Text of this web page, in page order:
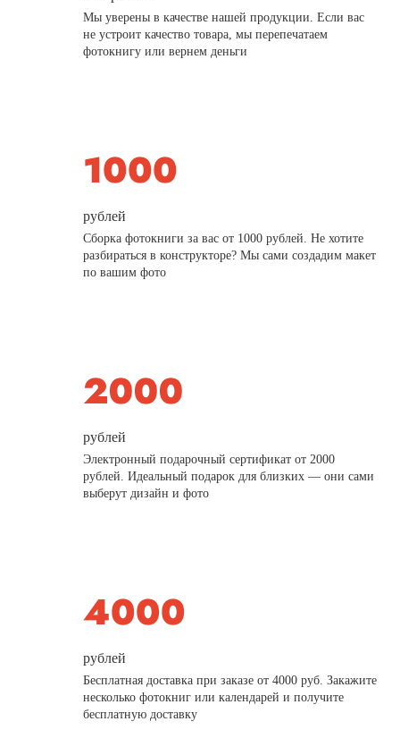
Мы уверены в качестве нашей продукции. Если вас
не устроит качество товара, мы перепечатаем
фотокнигу или вернем деньги
рублей
Сборка фотокниги за вас от 1000 рублей. Не хотите
разбираться в конструкторе? Мы сами создадим макет
по вашим фото
рублей
Электронный подарочный сертификат от 2000
рублей. Идеальный подарок для близких — они сами
выберут дизайн и фото
рублей
Бесплатная доставка при заказе от 4000 руб. Закажите
несколько фотокниг или календарей и получите
бесплатную доставку